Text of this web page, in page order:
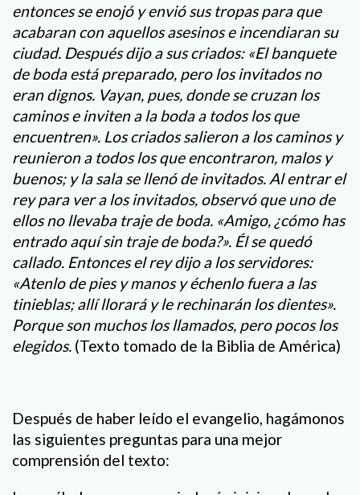
entonces se enojó y envió sus tropas para que
acabaran con aquellos asesinos e incendiaran su
ciudad. Después dijo a sus criados: «El banquete
de boda está preparado, pero los invitados no
eran dignos. Vayan, pues, donde se cruzan los
caminos e inviten a la boda a todos los que
encuentren». Los criados salieron a los caminos y
reunieron a todos los que encontraron, malos y
buenos; y la sala se llenó de invitados. Al entrar el
rey para ver a los invitados, observó que uno de
ellos no llevaba traje de boda. «Amigo, ¿cómo has
entrado aquí sin traje de boda?». Él se quedó
callado. Entonces el rey dijo a los servidores:
«Atenlo de pies y manos y échenlo fuera a las
tinieblas; allí llorará y le rechinarán los dientes».
Porque son muchos los llamados, pero pocos los
elegidos. (Texto tomado de la Biblia de América)
Después de haber leído el evangelio, hagámonos
las siguientes preguntas para una mejor
comprensión del texto: